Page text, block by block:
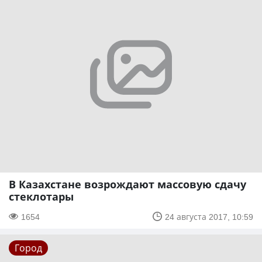
В Казахстане возрождают массовую сдачу
стеклотары
1654 24 августа 2017, 10:59
Город